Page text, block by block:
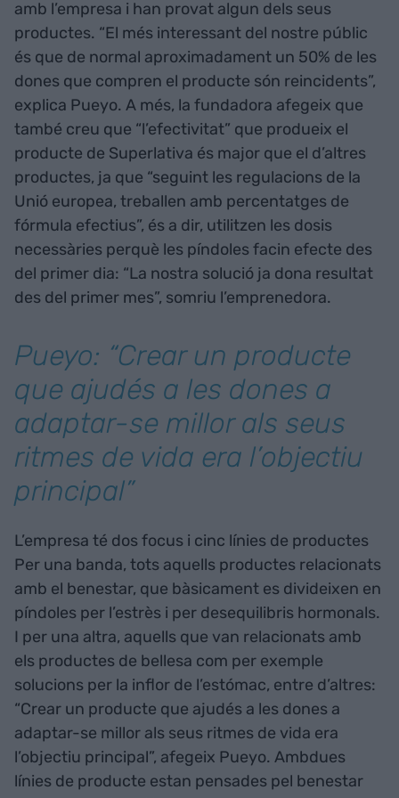
amb l’empresa i han provat algun dels seus
productes. “El més interessant del nostre públic
és que de normal aproximadament un 50% de les
dones que compren el producte són reincidents”,
explica Pueyo. A més, la fundadora afegeix que
també creu que “l’efectivitat” que produeix el
producte de Superlativa és major que el d’altres
productes, ja que “seguint les regulacions de la
Unió europea, treballen amb percentatges de
fórmula efectius”, és a dir, utilitzen les dosis
necessàries perquè les píndoles facin efecte des
del primer dia: “La nostra solució ja dona resultat
des del primer mes”, somriu l’emprenedora.
Pueyo: “Crear un producte
que ajudés a les dones a
adaptar-se millor als seus
ritmes de vida era l’objectiu
principal”
L’empresa té dos focus i cinc línies de productes
Per una banda, tots aquells productes relacionats
amb el benestar, que bàsicament es divideixen en
píndoles per l’estrès i per desequilibris hormonals.
I per una altra, aquells que van relacionats amb
els productes de bellesa com per exemple
solucions per la inflor de l’estómac, entre d’altres:
“Crear un producte que ajudés a les dones a
adaptar-se millor als seus ritmes de vida era
l’objectiu principal”, afegeix Pueyo. Ambdues
línies de producte estan pensades pel benestar